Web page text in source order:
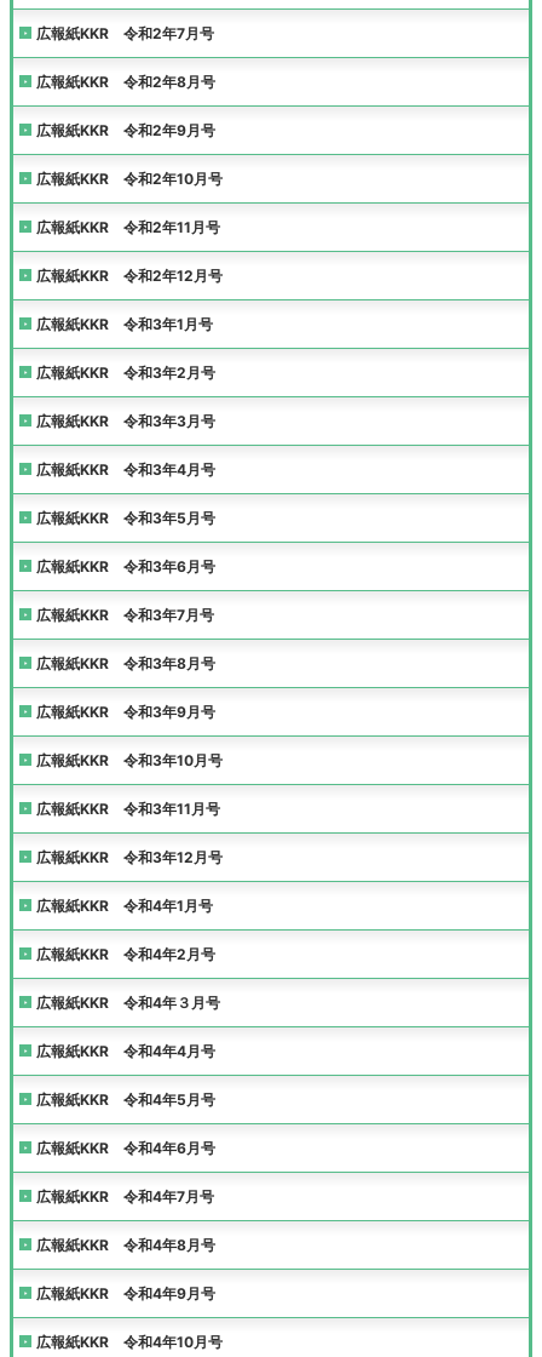
広報紙KKR 令和2年7月号
広報紙KKR 令和2年8月号
広報紙KKR 令和2年9月号
広報紙KKR 令和2年10月号
広報紙KKR 令和2年11月号
広報紙KKR 令和2年12月号
広報紙KKR 令和3年1月号
広報紙KKR 令和3年2月号
広報紙KKR 令和3年3月号
広報紙KKR 令和3年4月号
広報紙KKR 令和3年5月号
広報紙KKR 令和3年6月号
広報紙KKR 令和3年7月号
広報紙KKR 令和3年8月号
広報紙KKR 令和3年9月号
広報紙KKR 令和3年10月号
広報紙KKR 令和3年11月号
広報紙KKR 令和3年12月号
広報紙KKR 令和4年1月号
広報紙KKR 令和4年2月号
広報紙KKR 令和4年３月号
広報紙KKR 令和4年4月号
広報紙KKR 令和4年5月号
広報紙KKR 令和4年6月号
広報紙KKR 令和4年7月号
広報紙KKR 令和4年8月号
広報紙KKR 令和4年9月号
広報紙KKR 令和4年10月号